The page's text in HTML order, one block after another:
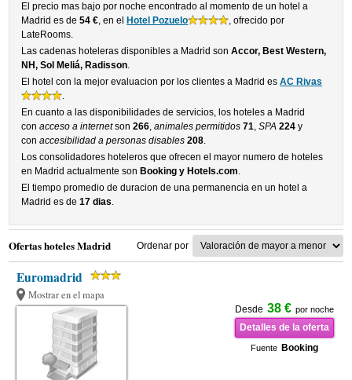
El precio mas bajo por noche encontrado al momento de un hotel a
Madrid es de54 €, en el Hotel Pozuelo
, ofrecido por
LateRooms.
Las cadenas hoteleras disponibles a Madrid sonAccor, Best Western,
NH, Sol Meliá, Radisson.
El hotel con la mejor evaluacion por los clientes a Madrid esAC Rivas
.
En cuanto a las disponibilidades de servicios, los hoteles a Madrid
conacceso a internetson266,animales permitidos 71,SPA 224 y
conaccesibilidad a personas disables 208.
Los consolidadores hoteleros que ofrecen el mayor numero de hoteles
en Madrid actualmente son Booking y Hotels.com.
El tiempo promedio de duracion de una permanencia en un hotel a
Madrid es de17 dias.
Ofertas hoteles Madrid Ordenar por
Euromadrid
Mostrar en el mapa
Desde 38 € por noche
Detalles de la oferta
Fuente Booking